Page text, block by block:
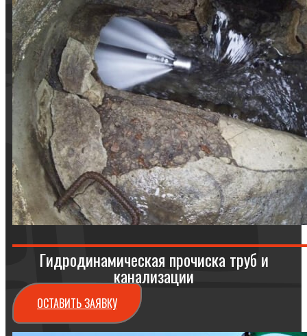
Гидродинамическая прочиска труб и
канализации
ОСТАВИТЬ ЗАЯВКУ